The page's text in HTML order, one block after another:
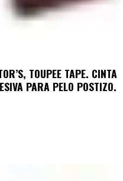
TOUPEE TAPE. CINTA
PARA PELO POSTIZO.